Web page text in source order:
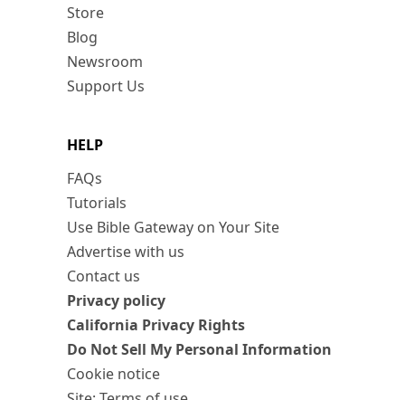
Store
Blog
Newsroom
Support Us
HELP
FAQs
Tutorials
Use Bible Gateway on Your Site
Advertise with us
Contact us
Privacy policy
California Privacy Rights
Do Not Sell My Personal Information
Cookie notice